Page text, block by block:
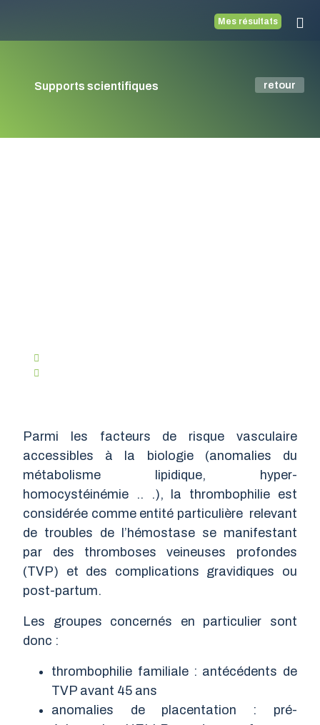
Mes résultats
Supports scientifiques retour
Parmi les facteurs de risque vasculaire
accessibles à la biologie (anomalies du
métabolisme lipidique, hyper-
homocystéinémie .. .), la thrombophilie est
considérée comme entité particulière relevant
de troubles de l’hémostase se manifestant
par des thromboses veineuses profondes
(TVP) et des complications gravidiques ou
post-partum.
Les groupes concernés en particulier sont
donc :
thrombophilie familiale : antécédents de
TVP avant 45 ans
anomalies de placentation : pré-